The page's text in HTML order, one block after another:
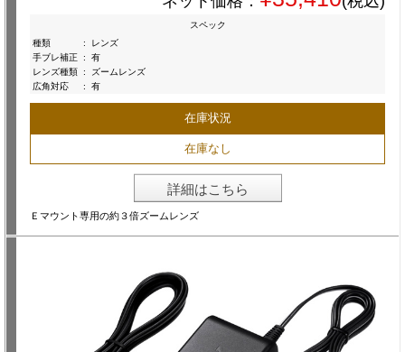
スペック
種類
:
レンズ
手ブレ補正 :
有
レンズ種類 :
ズームレンズ
広角対応
: 有
在庫状況
在庫なし
詳細はこちら
Ｅマウント専用の約３倍ズームレンズ